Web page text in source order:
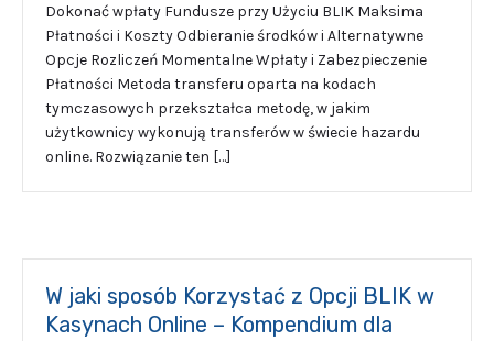
Dokonać wpłaty Fundusze przy Użyciu BLIK Maksima
Płatności i Koszty Odbieranie środków i Alternatywne
Opcje Rozliczeń Momentalne Wpłaty i Zabezpieczenie
Płatności Metoda transferu oparta na kodach
tymczasowych przekształca metodę, w jakim
użytkownicy wykonują transferów w świecie hazardu
online. Rozwiązanie ten […]
W jaki sposób Korzystać z Opcji BLIK w
Kasynach Online – Kompendium dla